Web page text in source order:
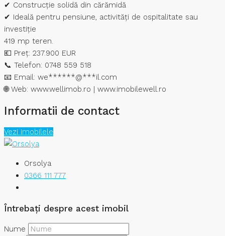
✔ Construcție solidă din cărămidă
✔ Ideală pentru pensiune, activități de ospitalitate sau
investiție
419 mp teren.
💶 Preț: 237.900 EUR
📞 Telefon: 0748 559 518
📧 Email: we******@***il.com
🌐 Web: www.wellimob.ro | www.imobilewell.ro
Informatii de contact
Vezi imobilele
Orsolya
0366 111 777
Întrebați despre acest imobil
Nume